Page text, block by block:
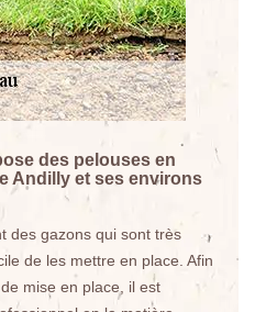
des pelouses en
Andilly et ses environs
des gazons qui sont très
de les mettre en place. Afin
mise en place, il est